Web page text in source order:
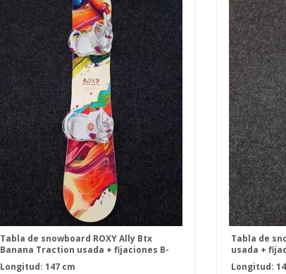
Tabla de snowboard ROXY Ally Btx
Banana Traction usada + fijaciones B-
Real Fastec talla S
Longitud: 147 cm
Tabla de
usada +
Longitud: